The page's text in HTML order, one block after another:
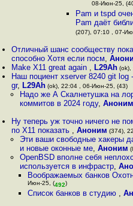
08-Июн-25,
Pam и tspd
Pam даёт
(207), 07:10 , 07-
Отличный шанс сообществу
способно Хотя если посм,
Make X11 great again , L29Ah
Наш поциент xserver 8240 git log
gr, L29Ah (ok), 22:04 , 06-Июн-25, (43)
Надо же А Скалнетушка на
коммитов в 2024 году,
Ну теперь уж точно ничего не
по X11 показать ,Аноним (374),
Эти ваши свободные хакеры
и новые оконные ме, Аноним
OpenBSD вполне себя
используется в инфрастр,
Воображаемых банков
Июн-25, (492)
Список банков в студию ,